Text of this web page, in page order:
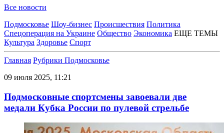
Все новости
Подмосковье Шоу-бизнес Происшествия Политика
Спецоперация на Украине Общество Экономика ЕЩЕ ТЕМЫ
Культура Здоровье Спорт
Главная Рубрики Подмосковье
09 июля 2025, 11:21
Подмосковные спортсмены завоевали две
медали Кубка России по пулевой стрельбе